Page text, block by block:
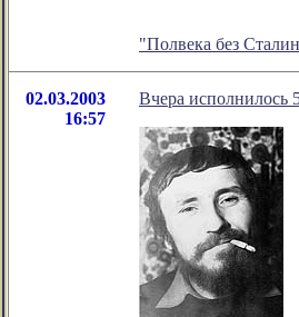
"Полвека без
02.03.2003
16:57
Вчера исполнилось